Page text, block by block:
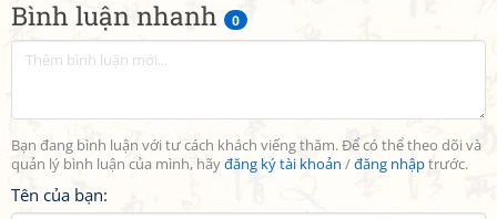
Bình luận nhanh 0
Bạn đang bình luận với tư cách khách viếng thăm. Để có thể theo dõi và
quản lý bình luận của mình, hãyđăng ký tài khoản /đăng nhậptrước.
Tên của bạn: